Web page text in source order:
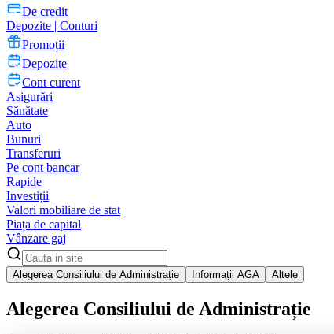
De credit
Depozite | Conturi
Promoții
Depozite
Cont curent
Asigurări
Sănătate
Auto
Bunuri
Transferuri
Pe cont bancar
Rapide
Investiții
Valori mobiliare de stat
Piața de capital
Vânzare gaj
Alegerea Consiliului de Administrație Informații AGA Altele
Alegerea Consiliului de Administrație